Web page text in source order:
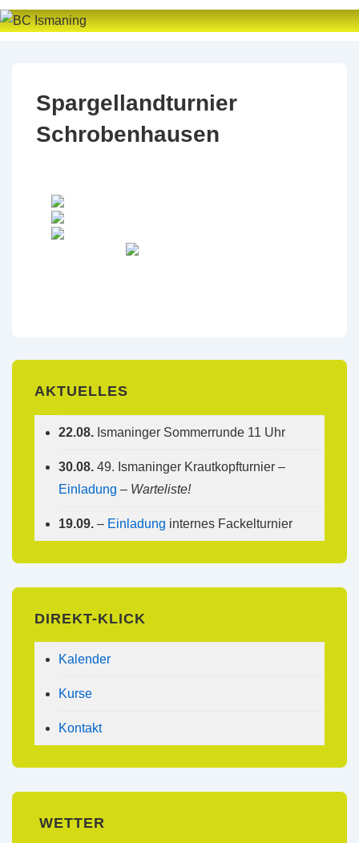
↓
Zum
Spargellandturnier
Schrobenhausen
AKTUELLES
22.08. Ismaninger Sommerrunde 11 Uhr
30.08. 49. Ismaninger Krautkopfturnier –
Einladung – Warteliste!
19.09. – Einladung internes Fackelturnier
DIREKT-KLICK
Kalender
Kurse
Kontakt
WETTER